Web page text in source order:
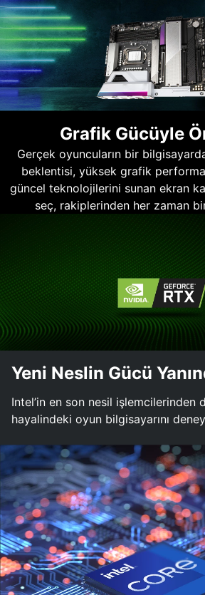
Grafik Gücüyle
Gerçek oyuncuların bir
beklentisi, yüksek grafik
güncel teknolojilerini sunan ekran
seç, rakiplerinden her zaman
Yeni Neslin Gücü
Intel’in en son nesil işlemcilerinden
hayalindeki oyun bilgisayarını